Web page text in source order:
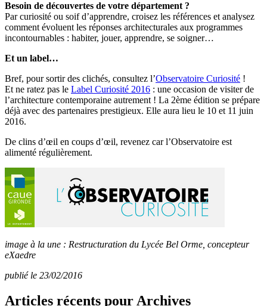
Besoin de découvertes de votre département ?
Par curiosité ou soif d’apprendre, croisez les références et analysez
comment évoluent les réponses architecturales aux programmes
incontournables : habiter, jouer, apprendre, se soigner…
Et un label…
Bref, pour sortir des clichés, consultez l’Observatoire Curiosité !
Et ne ratez pas le Label Curiosité 2016 : une occasion de visiter de
l’architecture contemporaine autrement ! La 2ème édition se prépare
déjà avec des partenaires prestigieux. Elle aura lieu le 10 et 11 juin
2016.
De clins d’œil en coups d’œil, revenez car l’Observatoire est
alimenté régulièrement.
image à la une : Restructuration du Lycée Bel Orme, concepteur
eXaedre
publié le 23/02/2016
Articles récents pour Archives